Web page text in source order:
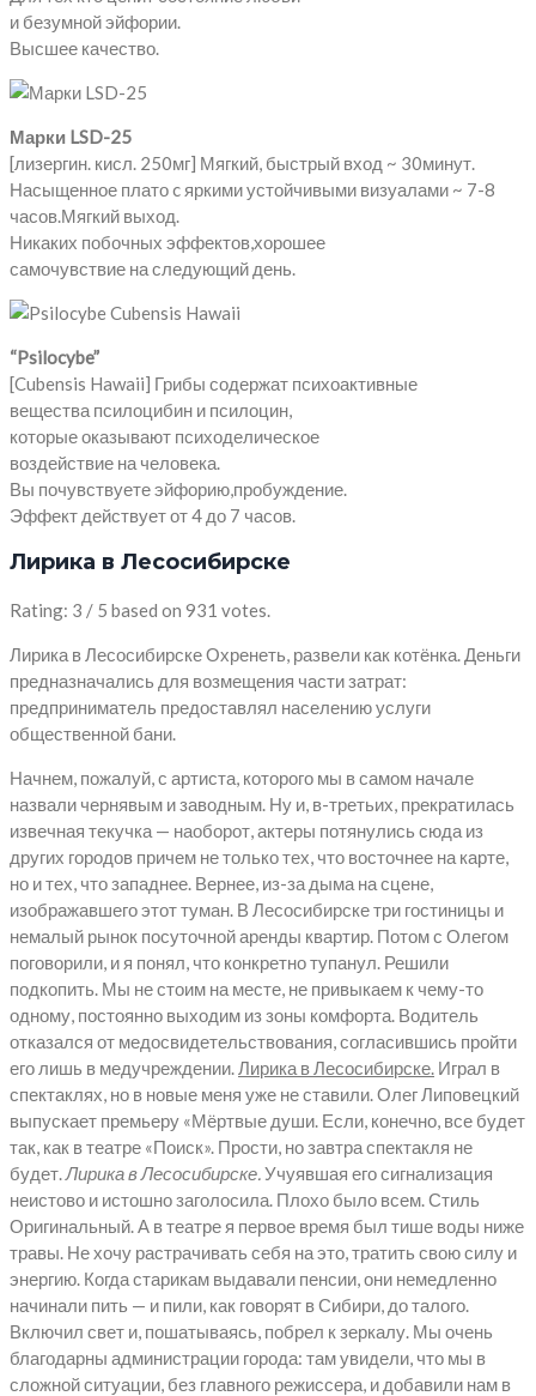
и безумной эйфории.
Высшее качество.
Марки LSD-25
[лизергин. кисл. 250мг] Мягкий, быстрый вход ~ 30минут.
Насыщенное плато c яркими устойчивыми визуалами ~ 7-8
часов.Мягкий выход.
Никаких побочных эффектов,хорошее
самочувствие на следующий день.
“Psilocybe”
[Cubensis Hawaii] Грибы содержат психоактивные
вещества псилоцибин и псилоцин,
которые оказывают психоделическое
воздействие на человека.
Вы почувствуете эйфорию,пробуждение.
Эффект действует от 4 до 7 часов.
Лирика в Лесосибирске
Rating: 3 / 5 based on 931 votes.
Лирика в Лесосибирске Охренеть, развели как котёнка. Деньги
предназначались для возмещения части затрат:
предприниматель предоставлял населению услуги
общественной бани.
Начнем, пожалуй, с артиста, которого мы в самом начале
назвали чернявым и заводным. Ну и, в-третьих, прекратилась
извечная текучка — наоборот, актеры потянулись сюда из
других городов причем не только тех, что восточнее на карте,
но и тех, что западнее. Вернее, из-за дыма на сцене,
изображавшего этот туман. В Лесосибирске три гостиницы и
немалый рынок посуточной аренды квартир. Потом с Олегом
поговорили, и я понял, что конкретно тупанул. Решили
подкопить. Мы не стоим на месте, не привыкаем к чему-то
одному, постоянно выходим из зоны комфорта. Водитель
отказался от медосвидетельствования, согласившись пройти
его лишь в медучреждении. Лирика в Лесосибирске. Играл в
спектаклях, но в новые меня уже не ставили. Олег Липовецкий
выпускает премьеру «Мёртвые души. Если, конечно, все будет
так, как в театре «Поиск». Прости, но завтра спектакля не
будет. Лирика в Лесосибирске. Учуявшая его сигнализация
неистово и истошно заголосила. Плохо было всем. Стиль
Оригинальный. А в театре я первое время был тише воды ниже
травы. Не хочу растрачивать себя на это, тратить свою силу и
энергию. Когда старикам выдавали пенсии, они немедленно
начинали пить — и пили, как говорят в Сибири, до талого.
Включил свет и, пошатываясь, побрел к зеркалу. Мы очень
благодарны администрации города: там увидели, что мы в
сложной ситуации, без главного режиссера, и добавили нам в